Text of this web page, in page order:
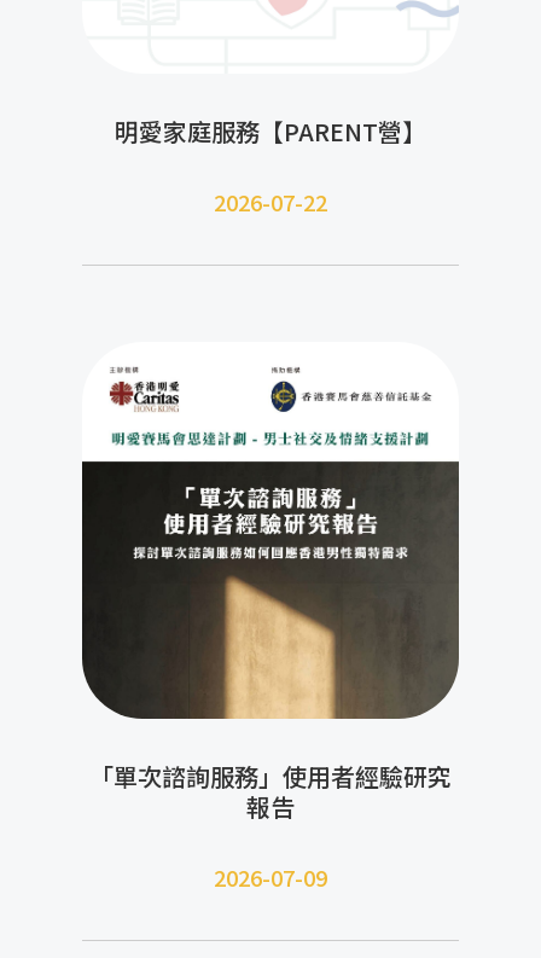
明愛家庭服務【PARENT營】
2026-07-22
「單次諮詢服務」使用者經驗研究
報告
2026-07-09